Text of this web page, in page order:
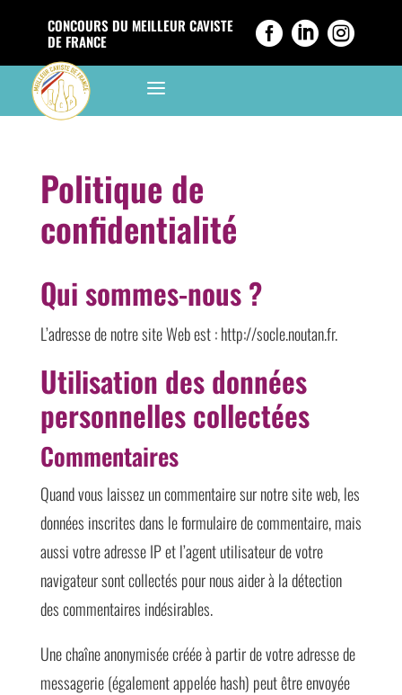
CONCOURS DU MEILLEUR CAVISTE
DE FRANCE
  
a
Politique de
confidentialité
Qui sommes-nous ?
L’adresse de notre site Web est : http://socle.noutan.fr.
Utilisation des données
personnelles collectées
Commentaires
Quand vous laissez un commentaire sur notre site web, les
données inscrites dans le formulaire de commentaire, mais
aussi votre adresse IP et l’agent utilisateur de votre
navigateur sont collectés pour nous aider à la détection
des commentaires indésirables.
Une chaîne anonymisée créée à partir de votre adresse de
messagerie (également appelée hash) peut être envoyée